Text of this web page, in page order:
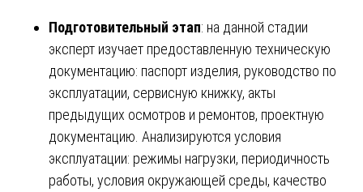
Подготовительный этап: на данной стадии
эксперт изучает предоставленную техническую
документацию: паспорт изделия, руководство по
эксплуатации, сервисную книжку, акты
предыдущих осмотров и ремонтов, проектную
документацию. Анализируются условия
эксплуатации: режимы нагрузки, периодичность
работы, условия окружающей среды, качество